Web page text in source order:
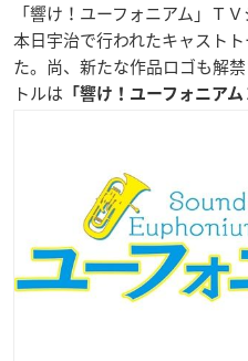
「響け！ユーフォニアム」Ｔ
本日宇治で行われたキャスト
た。尚、新たな作品ロゴも解
トルは 「響け！ユーフォニアム